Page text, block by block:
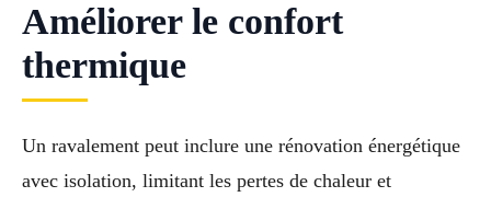
Améliorer le confort
thermique
Un ravalement peut inclure une rénovation énergétique
avec isolation, limitant les pertes de chaleur et